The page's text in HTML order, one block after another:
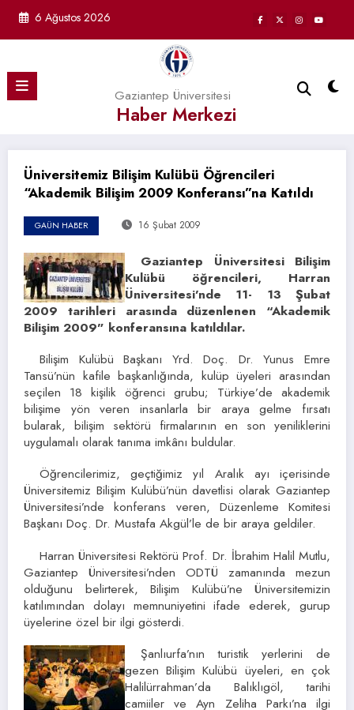
6 Ağustos 2026
Gaziantep Üniversitesi
Haber Merkezi
Üniversitemiz Bilişim Kulübü Öğrencileri
“Akademik Bilişim 2009 Konferansı”na Katıldı
GAÜN HABER 16 Şubat 2009
Gaziantep Üniversitesi Bilişim
Kulübü öğrencileri, Harran
Üniversitesi’nde 11- 13 Şubat
2009 tarihleri arasında düzenlenen “Akademik
Bilişim 2009” konferansına katıldılar.
Bilişim Kulübü Başkanı Yrd. Doç. Dr. Yunus Emre
Tansü’nün kafile başkanlığında, kulüp üyeleri arasından
seçilen 18 kişilik öğrenci grubu; Türkiye’de akademik
bilişime yön veren insanlarla bir araya gelme fırsatı
bularak, bilişim sektörü firmalarının en son yeniliklerini
uygulamalı olarak tanıma imkânı buldular.
Öğrencilerimiz, geçtiğimiz yıl Aralık ayı içerisinde
Üniversitemiz Bilişim Kulübü’nün davetlisi olarak Gaziantep
Üniversitesi’nde konferans veren, Düzenleme Komitesi
Başkanı Doç. Dr. Mustafa Akgül’le de bir araya geldiler.
Harran Üniversitesi Rektörü Prof. Dr. İbrahim Halil Mutlu,
Gaziantep Üniversitesi’nden ODTÜ zamanında mezun
olduğunu belirterek, Bilişim Kulübü’ne Üniversitemizin
katılımından dolayı memnuniyetini ifade ederek, gurup
üyelerine özel bir ilgi gösterdi.
Şanlıurfa’nın turistik yerlerini de
gezen Bilişim Kulübü üyeleri, en çok
Halilürrahman’da Balıklıgöl, tarihi
camiiler ve Ayn Zeliha Parkı’na ilgi